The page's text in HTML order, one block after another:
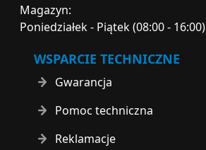
Magazyn:
Poniedziałek - Piątek (08:00 - 16:00)
WSPARCIE TECHNICZNE
Gwarancja
Pomoc techniczna
Reklamacje